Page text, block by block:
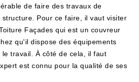
de faire des travaux de
structure. Pour ce faire, il vaut visiter
Façades qui est un couvreur
qu'il dispose des équipements
travail. À côté de cela, il faut
est connu pour la qualité de ses